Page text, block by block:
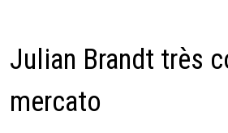
Julian Brandt très
mercato